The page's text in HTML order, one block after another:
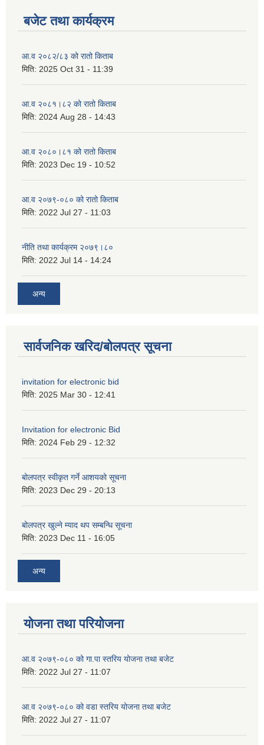
बजेट तथा कार्यक्रम
आ.व २०८२/८३ को रातो किताब
मिति: 2025 Oct 31 - 11:39
आ.व २०८१।८२ को रातो किताब
मिति: 2024 Aug 28 - 14:43
आ.व २०८०।८१ को रातो किताब
मिति: 2023 Dec 19 - 10:52
आ.व २०७९-०८० को रातो किताब
मिति: 2022 Jul 27 - 11:03
नीति तथा कार्यक्रम २०७९।८०
मिति: 2022 Jul 14 - 14:24
अन्य
सार्वजनिक खरिद/बोलपत्र सूचना
invitation for electronic bid
मिति: 2025 Mar 30 - 12:41
Invitation for electronic Bid
मिति: 2024 Feb 29 - 12:32
बोलपत्र स्वीकृत गर्ने आशयको सूचना
मिति: 2023 Dec 29 - 20:13
बोलपत्र खुल्ने म्याद थप सम्बन्धि सूचना
मिति: 2023 Dec 11 - 16:05
अन्य
योजना तथा परियोजना
आ.व २०७९-०८० को गा.पा स्तरिय योजना तथा बजेट
मिति: 2022 Jul 27 - 11:07
आ.व २०७९-०८० को वडा स्तरिय योजना तथा बजेट
मिति: 2022 Jul 27 - 11:07